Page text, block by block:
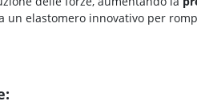
elastomero innovativo per